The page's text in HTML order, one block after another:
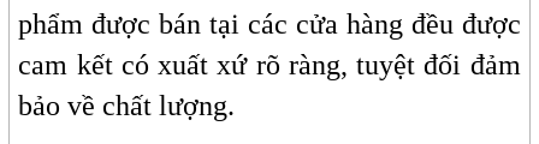
phẩm được bán tại các cửa hàng đều được
cam kết có xuất xứ rõ ràng, tuyệt đối đảm
bảo về chất lượng.